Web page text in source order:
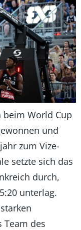
beim World Cup
und
zum Vize-
setzte sich das
durch,
unterlag.
Team des